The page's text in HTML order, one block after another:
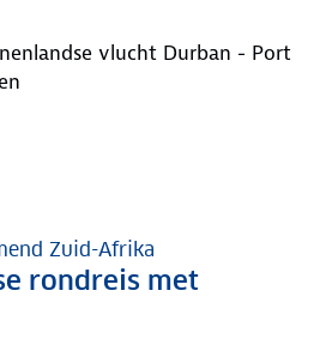
vlucht Durban - Port
Zuid-Afrika
rondreis met